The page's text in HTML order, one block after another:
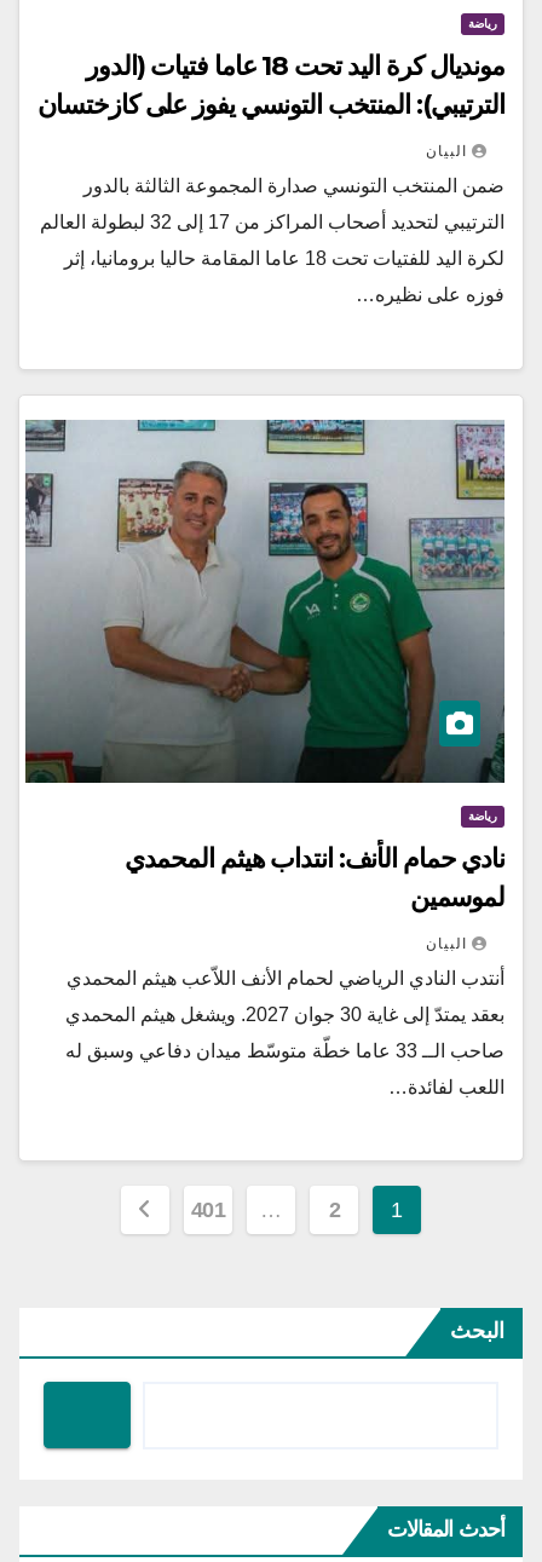
رياضة
مونديال كرة اليد تحت 18 عاما فتيات (الدور
الترتيبي): المنتخب التونسي يفوز على كازختسان
البيان
ضمن المنتخب التونسي صدارة المجموعة الثالثة بالدور
الترتيبي لتحديد أصحاب المراكز من 17 إلى 32 لبطولة العالم
لكرة اليد للفتيات تحت 18 عاما المقامة حاليا برومانيا، إثر
فوزه على نظيره…
رياضة
نادي حمام الأنف: انتداب هيثم المحمدي
لموسمين
البيان
أنتدب النادي الرياضي لحمام الأنف اللاّعب هيثم المحمدي
بعقد يمتدّ إلى غاية 30 جوان 2027. ويشغل هيثم المحمدي
صاحب الــ 33 عاما خطّة متوسّط ميدان دفاعي وسبق له
اللعب لفائدة…
تعدد
1
2
…
401
البحث
أحدث المقالات